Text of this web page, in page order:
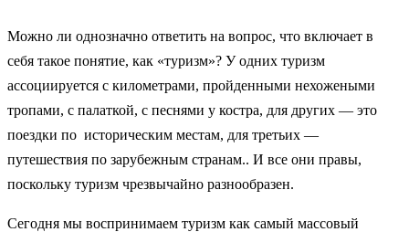
Можно ли однозначно ответить на вопрос, что включает в
себя такое понятие, как «туризм»? У одних туризм
ассоциируется с километрами, пройденными нехожеными
тропами, с палаткой, с песнями у костра, для других — это
поездки по историческим местам, для третьих —
путешествия по зарубежным странам.. И все они правы,
поскольку туризм чрезвычайно разнообразен.
Сегодня мы воспринимаем туризм как самый массовый